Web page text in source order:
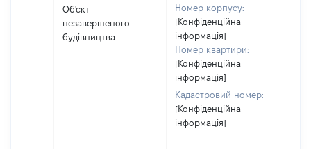
Об'єкт
незавершеного
будівництва
Номер корпусу:
[Конфіденційна
інформація]
Номер квартири:
[Конфіденційна
інформація]
Кадастровий номер:
[Конфіденційна
інформація]